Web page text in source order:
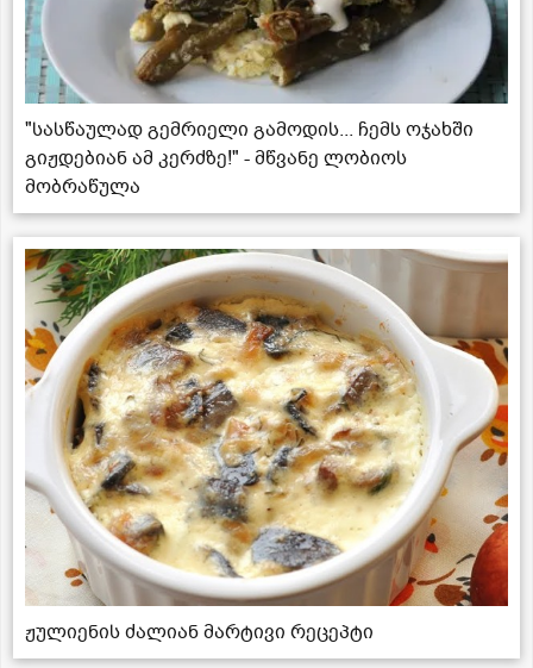
"სასწაულად გემრიელი გამოდის... ჩემს ოჯახში
გიჟდებიან ამ კერძზე!" - მწვანე ლობიოს
მობრაწულა
ჟულიენის ძალიან მარტივი რეცეპტი